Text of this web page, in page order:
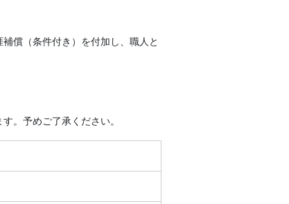
償（条件付き）を付加し、職人と
。予めご了承ください。